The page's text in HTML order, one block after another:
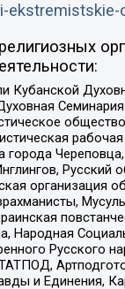
Кубанской
города
организация
Народная
Русского
и Единения,